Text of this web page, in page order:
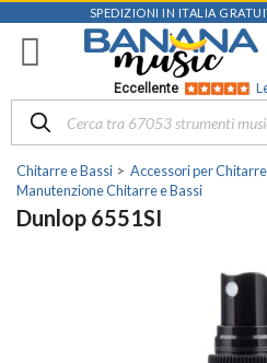
SPEDIZIONI IN ITALIA
Eccellente
Chitarre e Bassi Accessori per
Manutenzione Chitarre e Bassi
Dunlop 6551SI